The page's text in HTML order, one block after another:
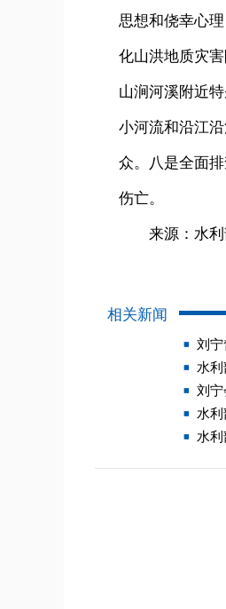
思想和侥幸心
化山洪地质灾
山涧河溪附近
小河流和沿江
众。八是全面
伤亡。
来源：水利
相关新闻
刘宁
水
刘宁
水
水